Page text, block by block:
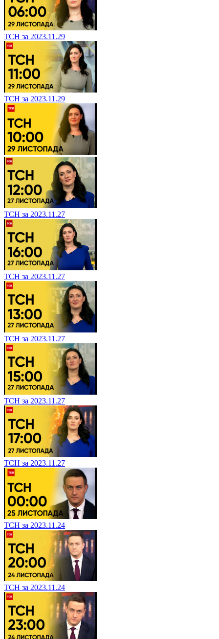
ТСН за 2023.11.29
ТСН за 2023.11.29
ТСН за 2023.11.27
ТСН за 2023.11.27
ТСН за 2023.11.27
ТСН за 2023.11.27
ТСН за 2023.11.27
ТСН за 2023.11.24
ТСН за 2023.11.24